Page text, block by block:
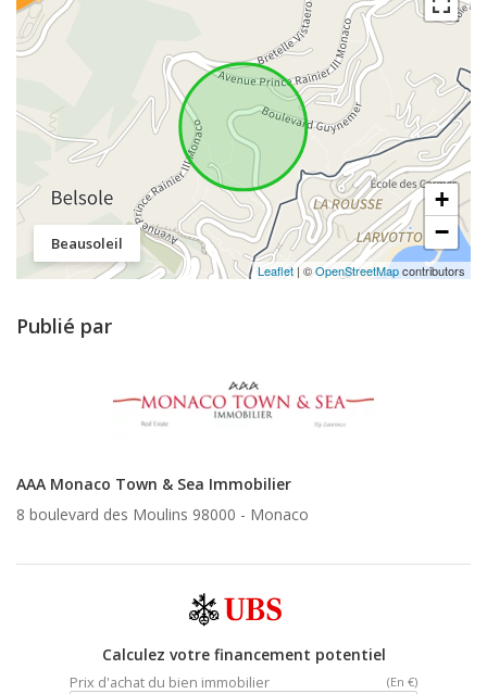
Beausoleil
+
−
Leaflet | ©OpenStreetMapcontributors
Publié par
AAA Monaco Town & Sea Immobilier
8 boulevard des Moulins 98000 - Monaco
Calculez votre financement potentiel
Prix d'achat du bien immobilier (En €)